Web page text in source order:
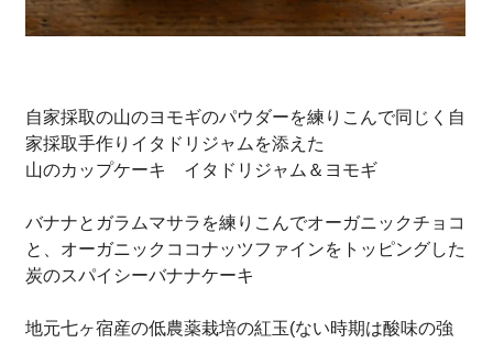
自家採取の山のヨモギのパウダーを練りこんで同じく自
家採取手作りイタドリジャムを添えた
山のカップケーキ イタドリジャム＆ヨモギ
バナナとガラムマサラを練りこんでオーガニックチョコ
と、オーガニックココナッツファインをトッピングした
炭のスパイシーバナナケーキ
地元七ヶ宿産の低農薬栽培の紅玉(ない時期は酸味の強